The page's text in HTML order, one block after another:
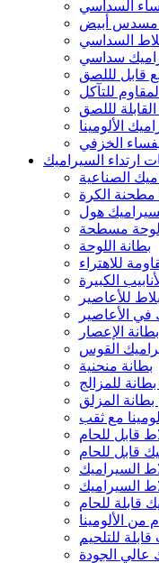
السداسي
مسدس أبيض
السداسي
سداسي
قابل لللصق
للتآكل
لللصق
الألومينا
الخزفي
ارتداء السيراميك
الصناعية
مطحنة الكرة
هول
لوحة مسطحة
بطانة اللوحة
للاهتراء
الكبيرة
بلاط للأعاصير
في الأعاصير
بطانة الإعصار
القوس
بطانة منحنية
بطانة للمزالج
بطانة المزلق
مع ثقب
قابل للحام
قابل للحام
السيراميك
السيراميك
قابلة للحام
من الألومينا
للتلحيم
عالي الجودة